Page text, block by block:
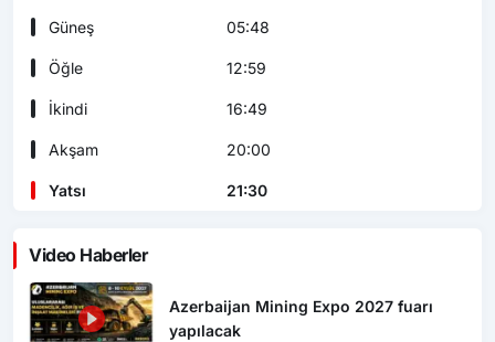
Güneş 05:48
Öğle 12:59
İkindi 16:49
Akşam 20:00
Yatsı 21:30
Video Haberler
Azerbaijan Mining Expo 2027 fuarı
yapılacak